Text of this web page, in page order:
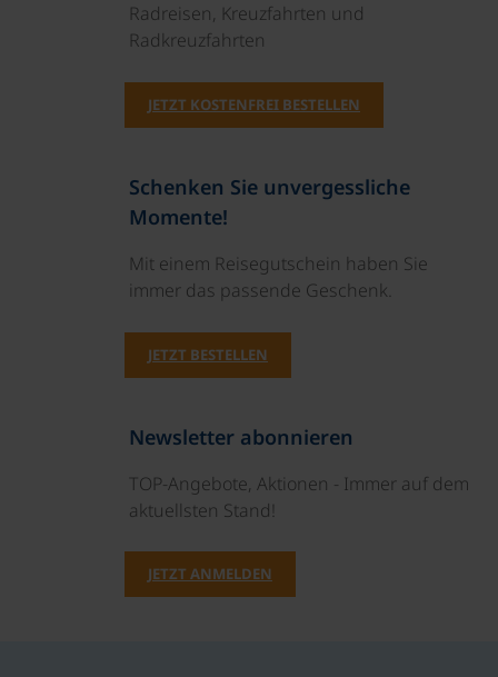
Radreisen, Kreuzfahrten und
Radkreuzfahrten
JETZT KOSTENFREI BESTELLEN
Schenken Sie unvergessliche
Momente!
Mit einem Reisegutschein haben Sie
immer das passende Geschenk.
JETZT BESTELLEN
Newsletter abonnieren
TOP-Angebote, Aktionen - Immer auf dem
aktuellsten Stand!
JETZT ANMELDEN